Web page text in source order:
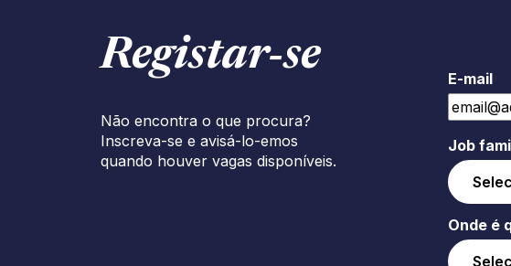
Registar‑se
Não encontra o que procura?
Inscreva-se e avisá-lo-emos
quando houver vagas disponíveis.
E-mail
Job
Onde é